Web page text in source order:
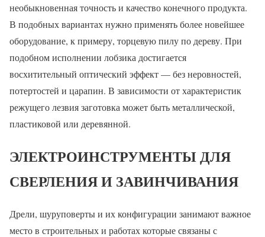
необыкновенная точность и качество конечного продукта.
В подобных вариантах нужно применять более новейшее
оборудование, к примеру, торцевую пилу по дереву. При
подобном исполнении лобзика достигается
восхитительный оптический эффект — без неровностей,
потертостей и царапин. В зависимости от характеристик
режущего лезвия заготовка может быть металлической,
пластиковой или деревянной.
ЭЛЕКТРОИНСТРУМЕНТЫ ДЛЯ
СВЕРЛЕНИЯ И ЗАВИНЧИВАНИЯ
Дрели, шуруповерты и их конфигурации занимают важное
место в строительных и работах которые связаны с